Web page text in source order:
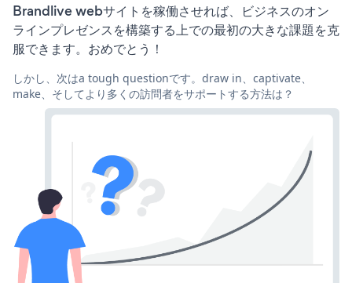
Brandlive webサイトを稼働させれば、ビジネスのオン
ラインプレゼンスを構築する上での最初の大きな課題を克
服できます。おめでとう！
しかし、次はa tough questionです。draw in、captivate、
make、そしてより多くの訪問者をサポートする方法は？